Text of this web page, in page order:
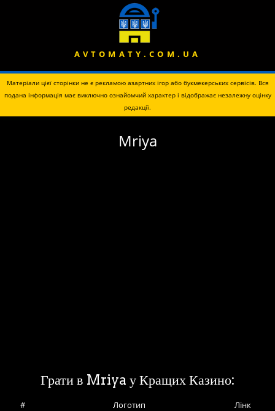
AVTOMATY.COM.UA
Матеріали цієї сторінки не є рекламою азартних ігор або букмекерських сервісів. Вся
подана інформація має виключно ознайомчий характер і відображає незалежну оцінку
редакції.
Mriya
Грати в Mriya у Кращих Казино:
# Логотип Лінк